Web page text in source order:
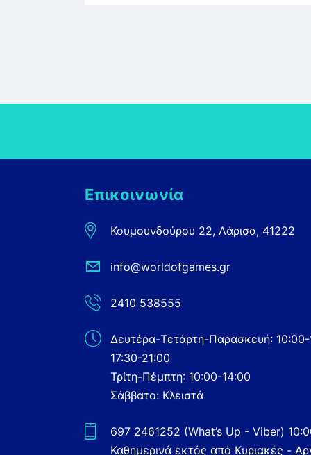
Επικοινωνία
Κουμουνδούρου 22, Λάρισα, 41222
info@worldofgames.gr
2410 538555
Δευτέρα-Τετάρτη-Παρασκευή:
17:30-21:00
Τρίτη-Πέμπτη: 10:00-14:00
Σάββατο: Κλειστά
697 2461252 (What’s Up - Viber)
Καθημερινά εκτός από Κυριακές -